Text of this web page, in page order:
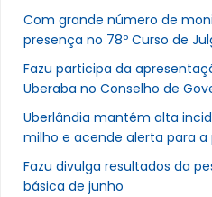
Com grande número de
presença no 78º Curso de
Fazu participa da
Uberaba no Conselho de
Uberlândia mantém alta
milho e acende alerta para a
Fazu divulga resultados da
básica de junho